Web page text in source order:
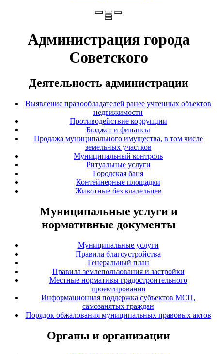
Администрация города
Советского
Деятельность администрации
Выявление правообладателей ранее учтенных объектов
недвижимости
Противодействие коррупции
Бюджет и финансы
Продажа муниципального имущества, в том числе
земельных участков
Муниципальный контроль
Ритуальные услуги
Городская баня
Контейнерные площадки
Животные без владельцев
Муниципальные услуги и
нормативные документы
Муниципальные услуги
Правила благоустройства
Генеральный план
Правила землепользования и застройки
Местные нормативы градостроительного
проектирования
Информационная поддержка субъектов МСП,
самозанятых граждан
Порядок обжалования муниципальных правовых актов
Органы и организации